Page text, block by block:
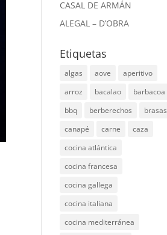
CASAL DE ARMÁN
ALEGAL – D’OBRA
Etiquetas
algas aove
aperitivo
arroz
bacalao
barbacoa
bbq
berberechos
brasas
canapé
carne
caza
cocina atlántica
cocina francesa
cocina gallega
cocina italiana
cocina mediterránea